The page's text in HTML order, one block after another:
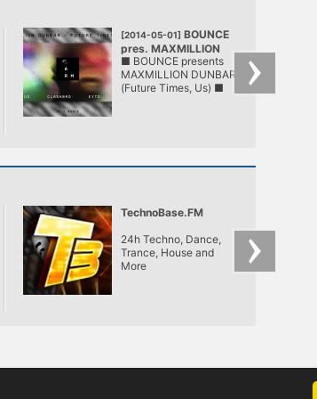
[2014-05-01] BOUNCE
pres. MAXMILLION
DUNBAR
@ LÄRM
■ BOUNCE presents
MAXMILLION DUNBAR
(Future Times, Us) ■
TechnoBase.FM
24h Techno, Dance,
Trance, House and
More